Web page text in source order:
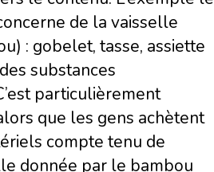
de la vaisselle
: gobelet, tasse, assiette
substances
particulièrement
que les gens achètent
compte tenu de
donnée par le bambou